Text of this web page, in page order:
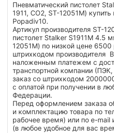
Пневматический пистолет
1911, CO2, ST-12051M)
Popadiv10.
Артикул производителя ST-
пистолет Stalker S1911M 4.5
12051M) по низкой цене
штрихкодом производителя
наложенным платежем с
транспортной компании
заказ со штрихкодом
с оплатой при получении в
Федерации.
Перед оформлением заказа
и комплектацию товара по
рабочее время) или по e-mail
(в любое удобное для вас